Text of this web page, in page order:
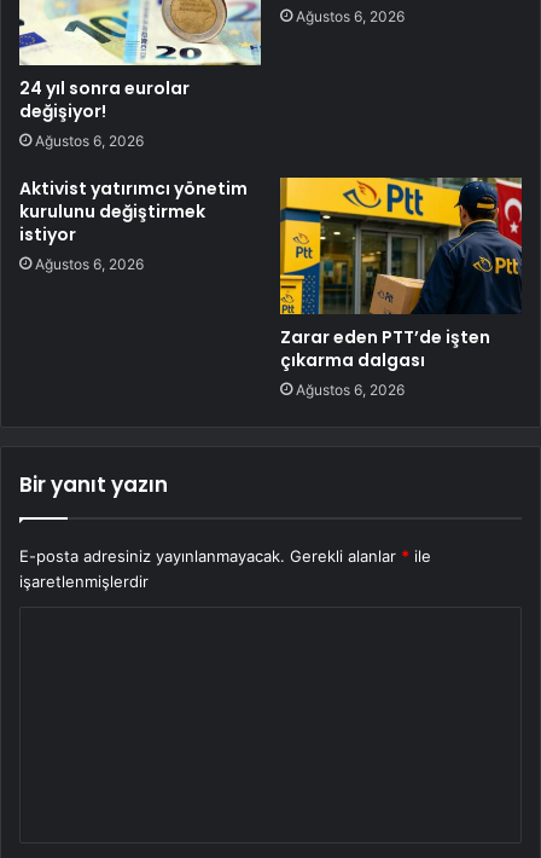
24 yıl sonra eurolar
değişiyor!
Ağustos 6, 2026
Ağustos 6, 2026
Aktivist yatırımcı yönetim
kurulunu değiştirmek
istiyor
Ağustos 6, 2026
Zarar eden PTT’de işten
çıkarma dalgası
Ağustos 6, 2026
Bir yanıt yazın
E-posta adresiniz yayınlanmayacak. Gerekli alanlar * ile
işaretlenmişlerdir